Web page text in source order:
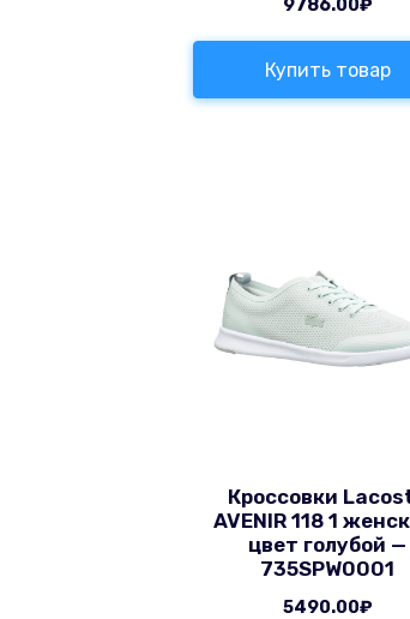
9786.00₽
Купить товар
Кроссовки
AVENIR 118 1
цвет голубой —
735SPW0001
5490.00₽